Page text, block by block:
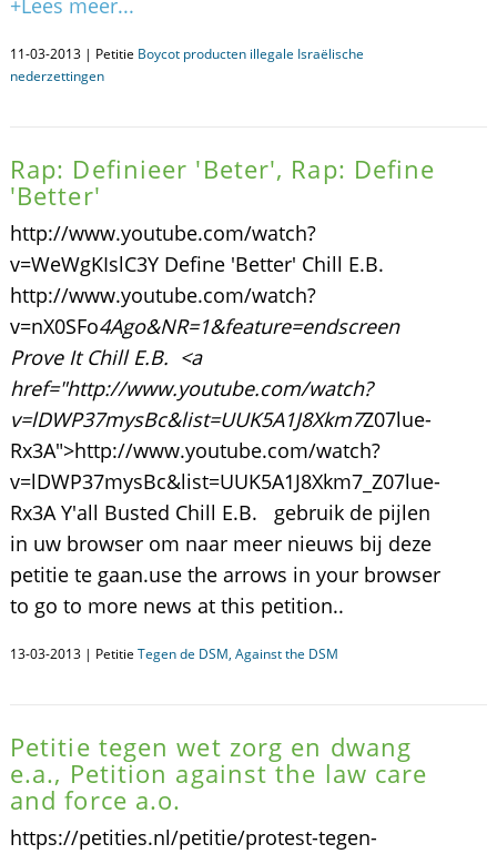
+Lees meer...
11-03-2013 | Petitie Boycot producten illegale Israëlische
nederzettingen
Rap: Definieer 'Beter', Rap: Define
'Better'
http://www.youtube.com/watch?
v=WeWgKIslC3Y Define 'Better' Chill E.B.
http://www.youtube.com/watch?
v=nX0SFo4Ago&NR=1&feature=endscreen
Prove It Chill E.B. <a
href="http://www.youtube.com/watch?
v=lDWP37mysBc&list=UUK5A1J8Xkm7Z07lue-
Rx3A">http://www.youtube.com/watch?
v=lDWP37mysBc&list=UUK5A1J8Xkm7_Z07lue-
Rx3A Y'all Busted Chill E.B. gebruik de pijlen
in uw browser om naar meer nieuws bij deze
petitie te gaan.use the arrows in your browser
to go to more news at this petition..
13-03-2013 | Petitie Tegen de DSM, Against the DSM
Petitie tegen wet zorg en dwang
e.a., Petition against the law care
and force a.o.
https://petities.nl/petitie/protest-tegen-